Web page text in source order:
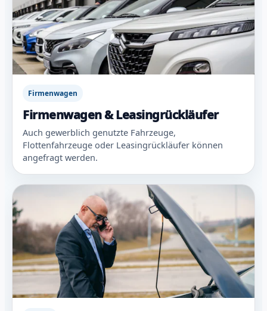
Firmenwagen
Firmenwagen & Leasingrückläufer
Auch gewerblich genutzte Fahrzeuge,
Flottenfahrzeuge oder Leasingrückläufer können
angefragt werden.